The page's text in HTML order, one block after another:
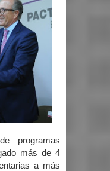
programas
más de 4
a más